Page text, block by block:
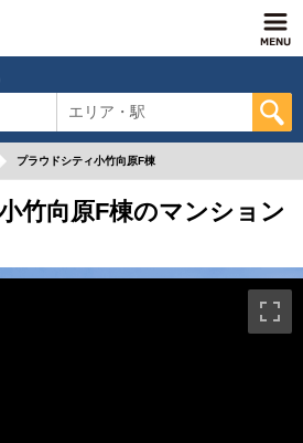
エリア・駅
プラウドシティ小竹向原F棟
竹向原F棟のマンション